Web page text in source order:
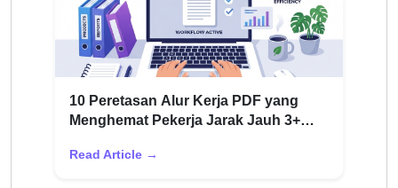
10 Peretasan Alur Kerja PDF yang
Menghemat Pekerja Jarak Jauh 3+
Read Article →